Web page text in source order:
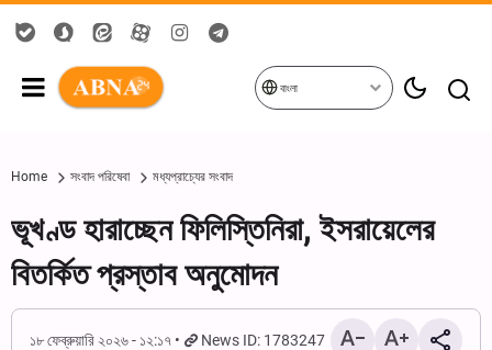
বাংলা
Home সংবাদ পরিষেবা মধ্যপ্রাচ্যের সংবাদ
ভূখণ্ড হারাচ্ছেন ফিলিস্তিনিরা, ইসরায়েলের
বিতর্কিত প্রস্তাব অনুমোদন
১৮ ফেব্রুয়ারি ২০২৬ - ১২:১৭ News ID: 1783247